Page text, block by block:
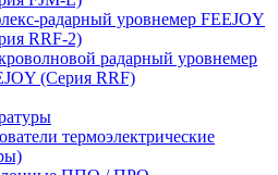
радарный уровнемер FEEJOY
RRF-2)
радарный уровнемер
(Серия RRF)
термоэлектрические